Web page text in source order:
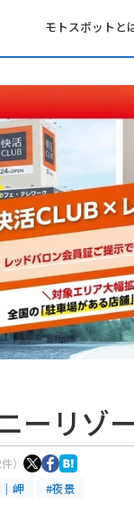
モトスポットと
ーリゾ
）
岬 #夜景